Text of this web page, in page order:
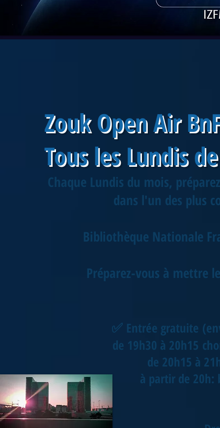
Zouk Open Air
Tous les Lundis
Chaque Lundis du mois,
dans l'un des plus
Bibliothèque Nationale
Préparez-vous à mettre
✅ Entrée gratuite
de 19h30 à 20h15
de 20h15 à
à partir de 20h: